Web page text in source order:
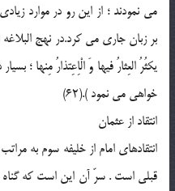
بر زبان جاري مي كرد.در نهج البلاغه
يكثُرُ العِثارُ فيها وَ الْاِعِتذارُ مِنها ؛
خواهي مي نمود ).(62)
انتقاد از عثمان
انتقادهاي امام از خليفه سوم به
قبلي است . سرّ آن اين است كه گناه